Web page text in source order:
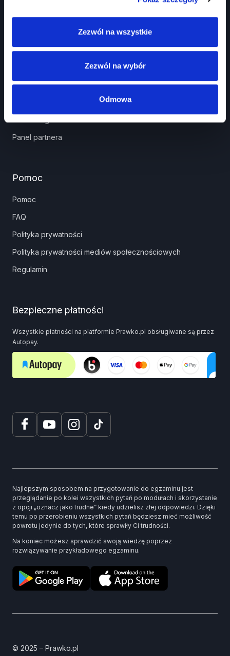
Zezwól na wszystkie
Zezwól na wybór
Odmowa
Prawko.pl
Kurs Teorii Prawo Jazdy przez Internet?
Jak zdać prawo jazdy?
Jakie dokumenty i wnioski potrzebujesz?
Panel partnera
Pomoc
Pomoc
FAQ
Polityka prywatności
Polityka prywatności mediów społecznościowych
Regulamin
Bezpieczne płatności
Wszystkie płatności na platformie Prawko.pl obsługiwane są przez
Autopay.
Najlepszym sposobem na przygotowanie do egzaminu jest
przeglądanie po kolei wszystkich pytań po modułach i skorzystanie
z opcji „oznacz jako trudne” kiedy udzielisz złej odpowiedzi. Dzięki
temu po przerobieniu wszystkich pytań będziesz mieć możliwość
powrotu jedynie do tych, które sprawiły Ci trudności.
Na koniec możesz sprawdzić swoją wiedzę poprzez
rozwiązywanie przykładowego egzaminu.
© 2025 – Prawko.pl